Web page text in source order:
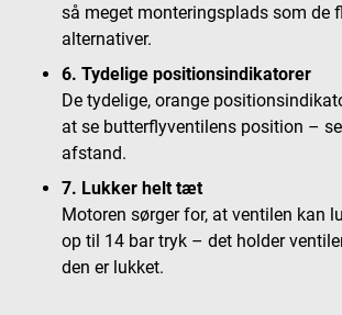
så meget monteringsplads som de
alternativer.
6. Tydelige positionsindikatorer
De tydelige, orange
at se butterflyventilens position –
afstand.
7. Lukker helt tæt
Motoren sørger for, at ventilen kan
op til 14 bar tryk – det holder
den er lukket.